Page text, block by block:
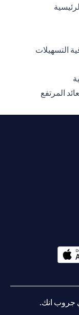
اتفاقية التسهيلات
المرتفع
opens